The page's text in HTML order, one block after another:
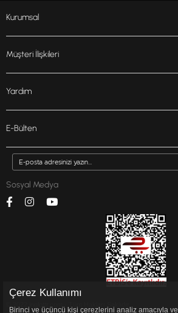
Kurumsal
Müşteri İlişkileri
Yardım
E-Bülten
Sosyal Medya
Çerez Kullanımı
Birinci ve üçüncü kişi çerezlerini analiz amacıyla ve